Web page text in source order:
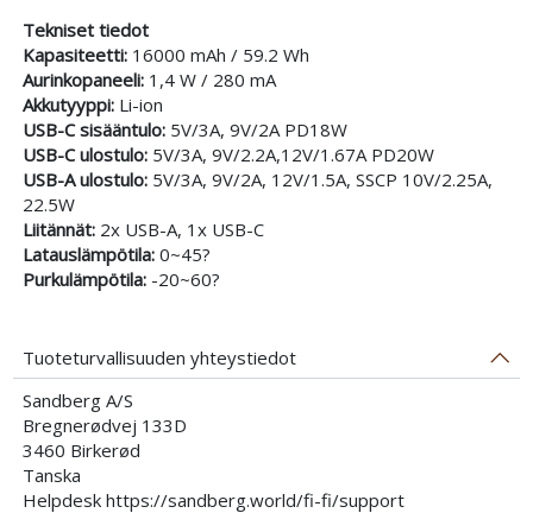
Tekniset tiedot
Kapasiteetti: 16000 mAh / 59.2 Wh
Aurinkopaneeli: 1,4 W / 280 mA
Akkutyyppi: Li-ion
USB-C sisääntulo: 5V/3A, 9V/2A PD18W
USB-C ulostulo: 5V/3A, 9V/2.2A,12V/1.67A PD20W
USB-A ulostulo:5V/3A, 9V/2A, 12V/1.5A, SSCP 10V/2.25A,
22.5W
Liitännät: 2x USB-A, 1x USB-C
Latauslämpötila: 0~45?
Purkulämpötila: -20~60?
Tuoteturvallisuuden yhteystiedot
Sandberg A/S
Bregnerødvej 133D
3460 Birkerød
Tanska
Helpdesk https://sandberg.world/fi-fi/support